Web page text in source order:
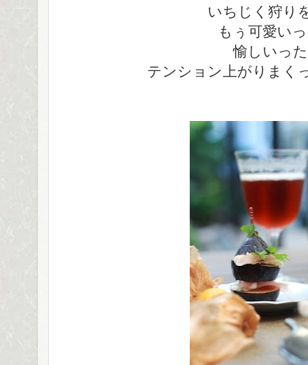
いちじく狩り
もぅ可愛い
愉しいっ
テンション上がりまく